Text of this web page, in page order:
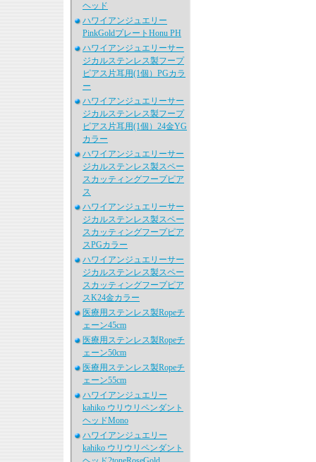
ヘッド
ハワイアンジュエリー
PinkGoldプレートHonu PH
ハワイアンジュエリーサー
ジカルステンレス製フープ
ピアス片耳用(1個）PGカラ
ー
ハワイアンジュエリーサー
ジカルステンレス製フープ
ピアス片耳用(1個）24金YG
カラー
ハワイアンジュエリーサー
ジカルステンレス製スペー
スカッティングフープピア
ス
ハワイアンジュエリーサー
ジカルステンレス製スペー
スカッティングフープピア
スPGカラー
ハワイアンジュエリーサー
ジカルステンレス製スペー
スカッティングフープピア
スK24金カラー
医療用ステンレス製Ropeチ
ェーン45cm
医療用ステンレス製Ropeチ
ェーン50cm
医療用ステンレス製Ropeチ
ェーン55cm
ハワイアンジュエリー
kahiko ウリウリペンダント
ヘッドMono
ハワイアンジュエリー
kahiko ウリウリペンダント